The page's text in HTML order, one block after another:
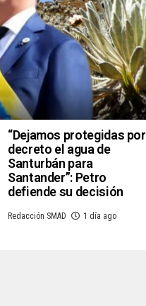
“Dejamos protegidas por
decreto el agua de
Santurbán para
Santander”: Petro
defiende su decisión
Redacción SMAD 1 día ago